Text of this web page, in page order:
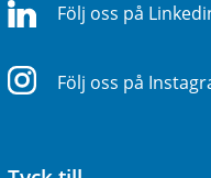
Följ oss på
Följ oss på